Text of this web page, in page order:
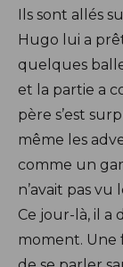
Ils sont allés
Hugo lui a
quelques
et la partie a
père s’est
même les
comme un
n’avait pas vu
Ce jour-là, il
moment. Une